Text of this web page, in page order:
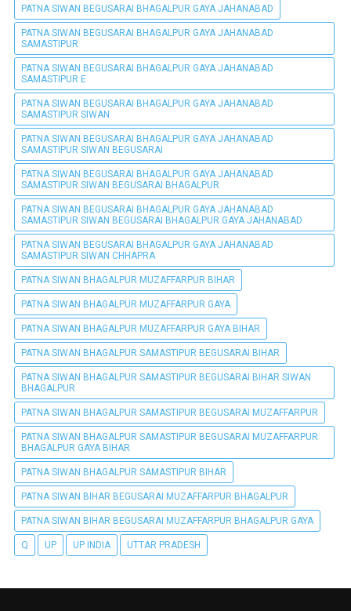
PATNA SIWAN BEGUSARAI BHAGALPUR GAYA JAHANABAD
PATNA SIWAN BEGUSARAI BHAGALPUR GAYA JAHANABAD
SAMASTIPUR
PATNA SIWAN BEGUSARAI BHAGALPUR GAYA JAHANABAD
SAMASTIPUR E
PATNA SIWAN BEGUSARAI BHAGALPUR GAYA JAHANABAD
SAMASTIPUR SIWAN
PATNA SIWAN BEGUSARAI BHAGALPUR GAYA JAHANABAD
SAMASTIPUR SIWAN BEGUSARAI
PATNA SIWAN BEGUSARAI BHAGALPUR GAYA JAHANABAD
SAMASTIPUR SIWAN BEGUSARAI BHAGALPUR
PATNA SIWAN BEGUSARAI BHAGALPUR GAYA JAHANABAD
SAMASTIPUR SIWAN BEGUSARAI BHAGALPUR GAYA JAHANABAD
PATNA SIWAN BEGUSARAI BHAGALPUR GAYA JAHANABAD
SAMASTIPUR SIWAN CHHAPRA
PATNA SIWAN BHAGALPUR MUZAFFARPUR BIHAR
PATNA SIWAN BHAGALPUR MUZAFFARPUR GAYA
PATNA SIWAN BHAGALPUR MUZAFFARPUR GAYA BIHAR
PATNA SIWAN BHAGALPUR SAMASTIPUR BEGUSARAI BIHAR
PATNA SIWAN BHAGALPUR SAMASTIPUR BEGUSARAI BIHAR SIWAN
BHAGALPUR
PATNA SIWAN BHAGALPUR SAMASTIPUR BEGUSARAI MUZAFFARPUR
PATNA SIWAN BHAGALPUR SAMASTIPUR BEGUSARAI MUZAFFARPUR
BHAGALPUR GAYA BIHAR
PATNA SIWAN BHAGALPUR SAMASTIPUR BIHAR
PATNA SIWAN BIHAR BEGUSARAI MUZAFFARPUR BHAGALPUR
PATNA SIWAN BIHAR BEGUSARAI MUZAFFARPUR BHAGALPUR GAYA
Q UP UP INDIA UTTAR PRADESH